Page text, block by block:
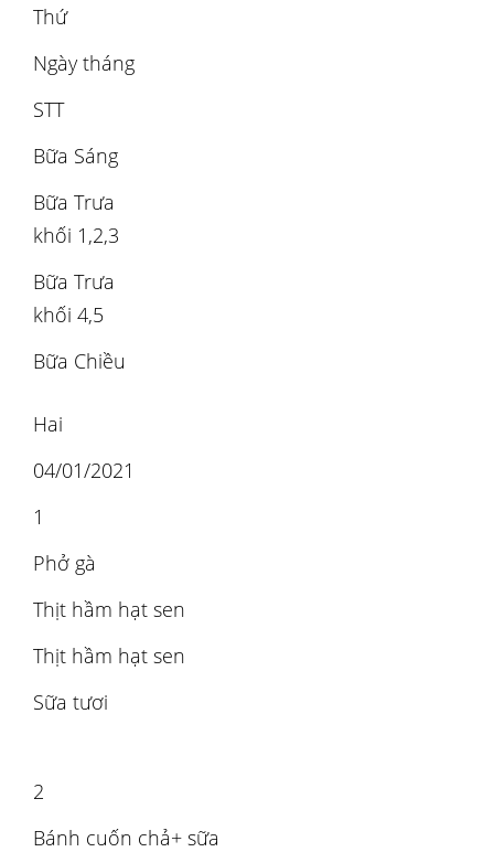
Thứ
Ngày tháng
STT
Bữa Sáng
Bữa Trưa
khối 1,2,3
Bữa Trưa
khối 4,5
Bữa Chiều
Hai
04/01/2021
1
Phở gà
Thịt hầm hạt sen
Thịt hầm hạt sen
Sữa tươi
2
Bánh cuốn chả+ sữa